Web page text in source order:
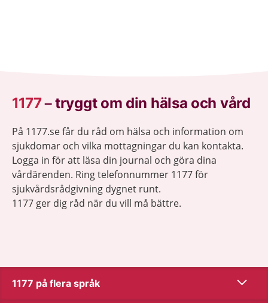
1177–tryggt om din hälsa och vård
På 1177.se får du råd om hälsa och information om
sjukdomar och vilka mottagningar du kan kontakta.
Logga in för att läsa din journal och göra dina
vårdärenden. Ring telefonnummer 1177 för
sjukvårdsrådgivning dygnet runt.
1177 ger dig råd när du vill må bättre.
1177 på flera språk Visa